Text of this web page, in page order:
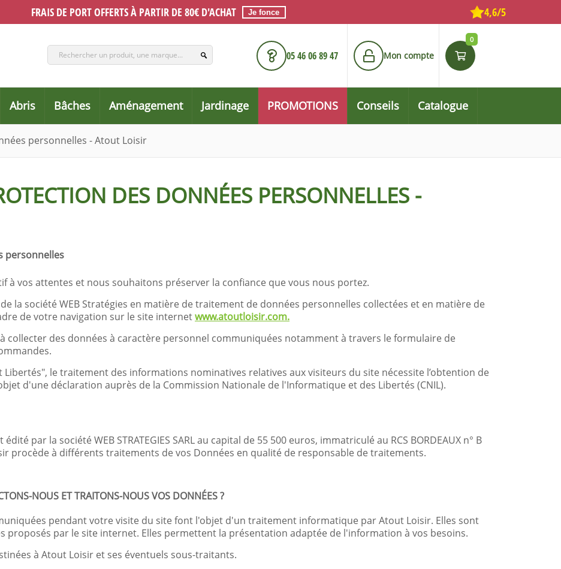
FRAIS DE PORT OFFERTS À PARTIR DE 80€ D'ACHAT Je fonce 4,6/5
0
Mon compte
05 46 06 89 47
Abris Bâches Aménagement Jardinage PROMOTIONS Conseils Catalogue
personnelles - Atout Loisir
DES DONNÉES PERSONNELLES -
personnelles
vos attentes et nous souhaitons préserver la confiance que vous nous portez.
la société WEB Stratégies en matière de traitement de données personnelles collectées et en matière de
de votre navigation sur le site internetwww.atoutloisir.com.
collecter des données à caractère personnel communiquées notamment à travers le formulaire de
le traitement des informations nominatives relatives aux visiteurs du site nécessite l’obtention de
d'une déclaration auprès de la Commission Nationale de l'Informatique et des Libertés (CNIL).
édité par la société WEB STRATEGIES SARL au capital de 55 500 euros, immatriculé au RCS BORDEAUX n° B
procède à différents traitements de vos Données en qualité de responsable de traitements.
NOUS ET TRAITONS-NOUS VOS DONNÉES ?
pendant votre visite du site font l'objet d'un traitement informatique par Atout Loisir. Elles sont
proposés par le site internet. Elles permettent la présentation adaptée de l'information à vos besoins.
à Atout Loisir et ses éventuels sous-traitants.